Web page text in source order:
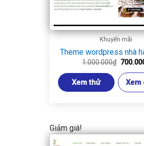
Khuyến mãi
Theme wordpress nhà
1.000.000₫ Giá
là:
Xem thử Xem
Giảm giá!